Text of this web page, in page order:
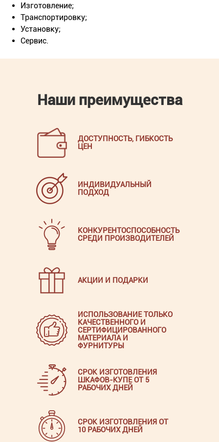
Изготовление;
Транспортировку;
Установку;
Сервис.
Наши преимущества
ДОСТУПНОСТЬ, ГИБКОСТЬ
ЦЕН
ИНДИВИДУАЛЬНЫЙ
ПОДХОД
КОНКУРЕНТОСПОСОБНОСТЬ
СРЕДИ ПРОИЗВОДИТЕЛЕЙ
АКЦИИ И ПОДАРКИ
ИСПОЛЬЗОВАНИЕ ТОЛЬКО
КАЧЕСТВЕННОГО И
СЕРТИФИЦИРОВАННОГО
МАТЕРИАЛА И
ФУРНИТУРЫ
СРОК ИЗГОТОВЛЕНИЯ
ШКАФОВ-КУПЕ ОТ 5
РАБОЧИХ ДНЕЙ
СРОК ИЗГОТОВЛЕНИЯ ОТ
10 РАБОЧИХ ДНЕЙ